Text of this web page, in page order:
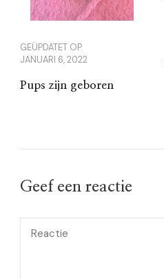
GEÜPDATET OP
JANUARI 6, 2022
Pups zijn geboren
Geef een reactie